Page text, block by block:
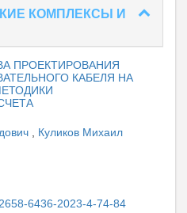
КОМПЛЕКСЫ И
ПРОЕКТИРОВАНИЯ
КАБЕЛЯ НА
Куликов Михаил
6436-2023-4-74-84